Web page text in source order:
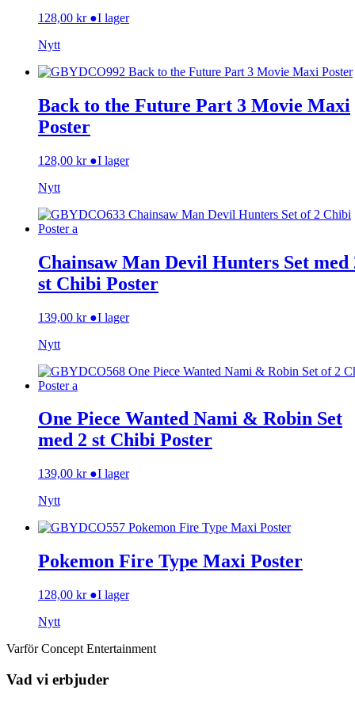
128,00 kr ●I lager
Nytt
Back to the Future Part 3 Movie Maxi
Poster
128,00 kr ●I lager
Nytt
Chainsaw Man Devil Hunters Set med
st Chibi Poster
139,00 kr ●I lager
Nytt
One Piece Wanted Nami & Robin Set
med 2 st Chibi Poster
139,00 kr ●I lager
Nytt
Pokemon Fire Type Maxi Poster
128,00 kr ●I lager
Nytt
Varför Concept Entertainment
Vad vi erbjuder